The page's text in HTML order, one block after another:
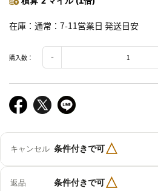
在庫 通常：7-11営業日 発送目安
購入数：
キャンセル 条件付きで可△
返品 条件付きで可△